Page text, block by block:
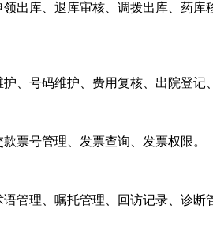
出库、退库审核、调拨出库、药
、号码维护、费用复核、出院登记
票号管理、发票查询、发票权限。
管理、嘱托管理、回访记录、诊